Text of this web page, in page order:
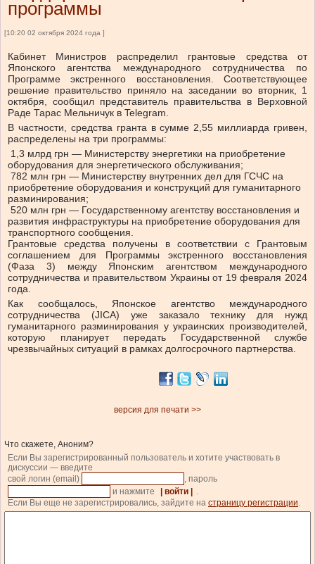
программы
[10:20 02 октября 2024 года ]
Кабинет Министров распределил грантовые средства от
Японского агентства международного сотрудничества по
Программе экстренного восстановления. Соответствующее
решение правительство приняло на заседании во вторник, 1
октября, сообщил представитель правительства в Верховной
Раде Тарас Мельничук в Telegram.
В частности, средства гранта в сумме 2,55 миллиарда гривен,
распределены на три программы:
1,3 млрд грн — Министерству энергетики на приобретение
оборудования для энергетического обслуживания;
782 млн грн — Министерству внутренних дел для ГСЧС на
приобретение оборудования и конструкций для гуманитарного
разминирования;
520 млн грн — Государственному агентству восстановления и
развития инфраструктуры на приобретение оборудования для
транспортного сообщения.
Грантовые средства получены в соответствии с Грантовым
соглашением для Программы экстренного восстановления
(Фаза 3) между Японским агентством международного
сотрудничества и правительством Украины от 19 февраля 2024
года.
Как сообщалось, Японское агентство международного
сотрудничества (JICA) уже заказало технику для нужд
гуманитарного разминирования у украинских производителей,
которую планирует передать Государственной службе
чрезвычайных ситуаций в рамках долгосрочного партнерства.
версия для печати >>
Что скажете, Аноним?
Если Вы зарегистрированный пользователь и хотите участвовать в
дискуссии — введите
свой логин (email)
, пароль
и нажмите
| войти |
.
Если Вы еще не зарегистрировались, зайдите на страницу регистрации.